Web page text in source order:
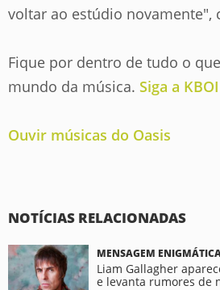
voltar ao estúdio novamente",
Fique por dentro de tudo o
mundo da música. Siga a
Ouvir músicas do Oasis
NOTÍCIAS RELACIONADAS
MENSAGEM
Liam Gallagher
e levanta rumores de